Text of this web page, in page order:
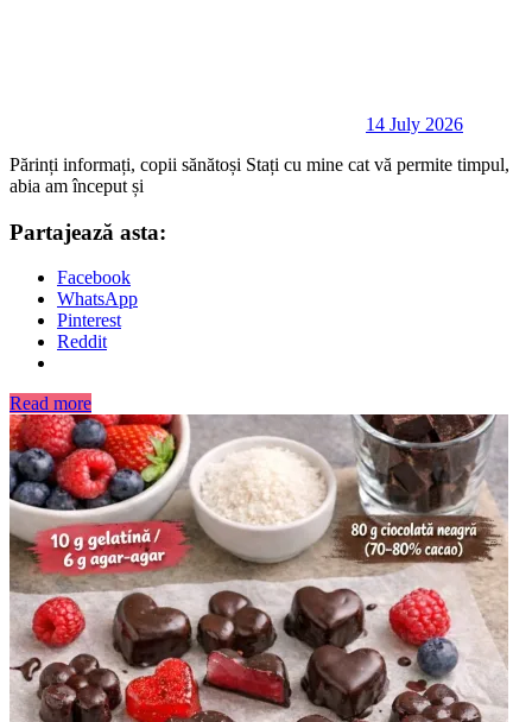
14 July 2026
Părinți informați, copii sănătoși Stați cu mine cat vă permite timpul,
abia am început și
Partajează asta:
Facebook
WhatsApp
Pinterest
Reddit
Read more